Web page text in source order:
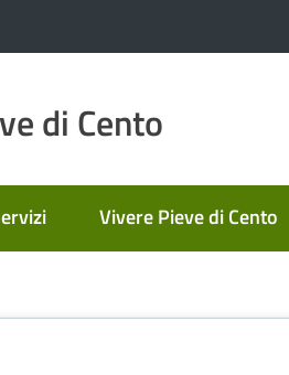
di Cento
Vivere Pieve di Cento